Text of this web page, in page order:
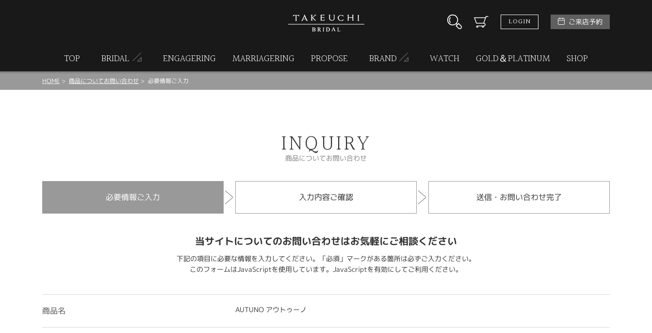
LOGIN ご来店予約
TOP BRIDAL ENGAGERING MARRIAGERING PROPOSE BRAND WATCH GOLD＆PLATINUM SHOP
HOME 商品についてお問い合わせ 必要情報ご入力
INQUIRY
商品についてお問い合わせ
必要情報ご入力 入力内容ご確認 送信・お問い合わせ完了
当サイトについてのお問い合わせはお気軽にご相談ください
下記の項目に必要な情報を入力してください。「必須」マークがある箇所は必ずご入力ください。
このフォームはJavaScriptを使用しています。JavaScriptを有効にしてご利用ください。
商品名 AUTUNO アウトゥーノ